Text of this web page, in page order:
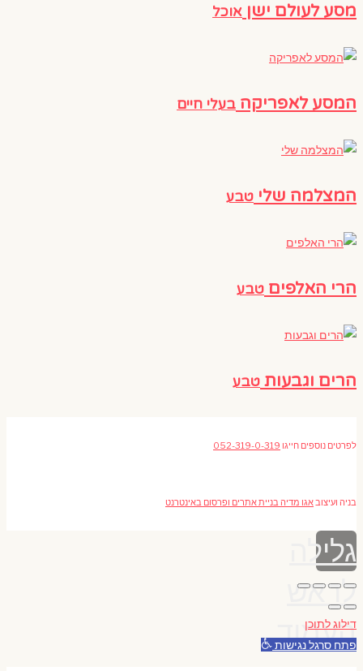
מסע לעולם ישן אוכל
המסע לאפריקה בעלי חיים
המצלמה שלי טבע
הרי האלפים טבע
הרים וגבעות טבע
לפרטים נוספים חייגו 052-319-0-319
בניה ועיצובאגו מדיה בניית אתרים ופרסום באינטרנט
גלילה
לראש
העמוד
דילוג לתוכן
פתח סרגל נגישות